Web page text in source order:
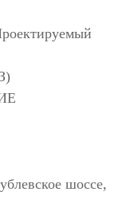
шоссе,